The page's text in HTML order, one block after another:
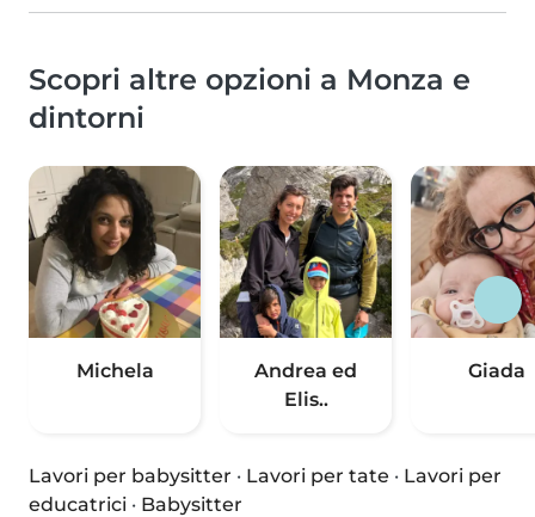
Scopri altre opzioni a Monza e
dintorni
Michela
Andrea ed
Elis..
Giada
Lavori per babysitter · Lavori per tate · Lavori per
educatrici · Babysitter